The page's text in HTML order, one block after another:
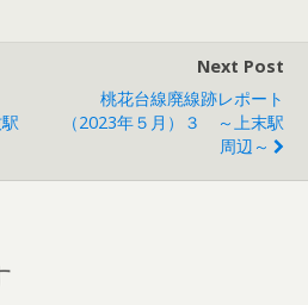
Next Post
桃花台線廃線跡レポート
（2023年５月）３ ～上末駅
周辺～